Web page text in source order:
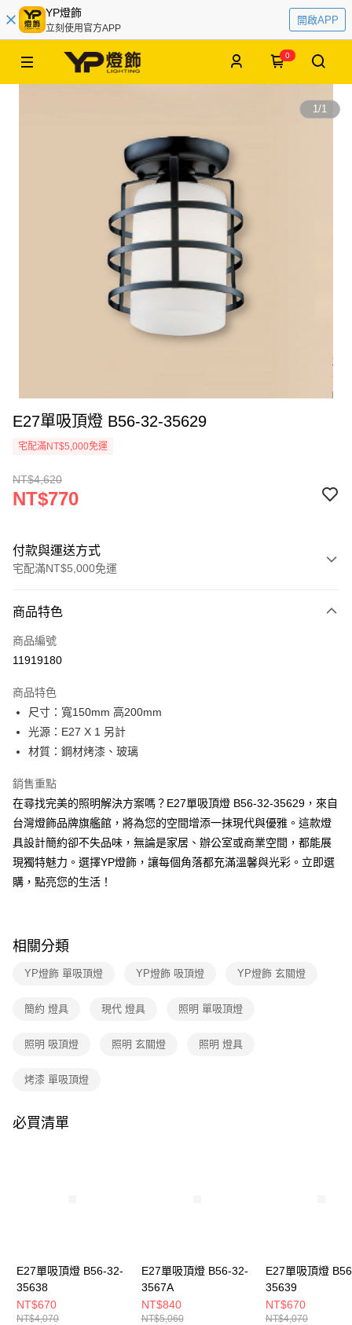
YP燈飾
立刻使用官方APP
開啟APP
0
1/1
E27單吸頂燈 B56-32-35629
宅配滿NT$5,000免運
NT$4,620
NT$770
付款與運送方式
宅配滿NT$5,000免運
信用卡一次付款
LINE Pay
街口支付
悠遊付
全盈+PAY
AFTEE先享後付
相關說明
【關於「AFTEE先享後付」】
AFTEE先享後付是「在收到商品之後才付款」的支付方式。 讓您購物簡單
便利好安心！
１．於結帳方式選擇「AFTEE先享後付」後，將跳轉至「AFTEE先享後付」
２．訂單成立數日內，您將收到繳費通知簡訊。
３．收到繳費通知簡訊後14天內，點擊此簡訊中的連結，可透過四大超商／
※ 請注意：結帳手續完成當下不需立刻繳費，但若您需要取消訂單，請聯絡
後付繳納相關費用。
※ 交易是否成功請以「AFTEE先享後付 」之結帳頁面顯示為準，若有關於
客戶支援中心」
４．使用「AFTEE先享後付」時，將依據個別帳號之用戶狀況，依本公司即
時審查核予不同之上限額度；若仍有額度不足之情形，本公司將視審查結果
請求用戶進行身份認證。
５．嚴禁一人註冊多個帳號或使用他人資訊註冊。若發現惡意使用之情形，
新竹貨運宅配
商品特色
商品編號
11919180
商品特色
尺寸：寬150mm 高200mm
光源：E27 X 1 另計
材質：鋼材烤漆、玻璃
銷售重點
在尋找完美的照明解決方案嗎？E27單吸頂燈 B56-32-35629，來自
台灣燈飾品牌旗艦館，將為您的空間增添一抹現代與優雅。這款燈
具設計簡約卻不失品味，無論是家居、辦公室或商業空間，都能展
現獨特魅力。選擇YP燈飾，讓每個角落都充滿溫馨與光彩。立即選
購，點亮您的生活！
相關分類
YP燈飾 單吸頂燈 YP燈飾 吸頂燈 YP燈飾 玄關燈
簡約 燈具 現代 燈具 照明 單吸頂燈
照明 吸頂燈 照明 玄關燈 照明 燈具
烤漆 單吸頂燈
必買清單
E27單吸頂燈 B56-32-
35638
NT$670
NT$4,070
E27單吸頂燈 B56-32-
3567A
NT$840
NT$5,060
E27單吸頂燈
35639
NT$670
NT$4,070